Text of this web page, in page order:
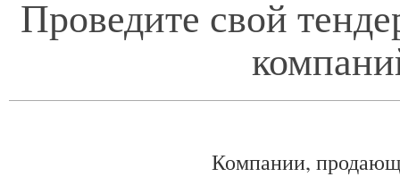
Проведите свой
Компании,